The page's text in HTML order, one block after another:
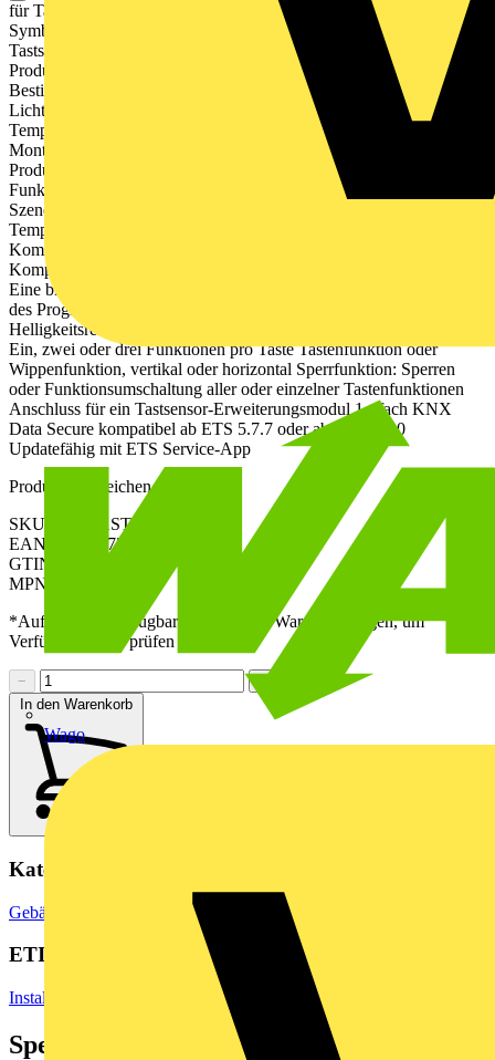
Wago
für Tastensatz 4fach, Art.-Nr.: A 404 TSA .. für Taste 4fach mit
Symbolen, Art.-Nr.: A 404 TSAP .. erweiterbar mit einem
Tastsensor-Erweiterungsmodul Art.-Nr.: 409.. TSEM ETS-
Produktfamilie: Taster Produkttyp: Taster 4fach
Bestimmungsgemäßer Gebrauch Bedienen von Verbrauchern, z.B.
Licht ein/aus, Dimmen, Jalousien auf/ab, Helligkeitswerte,
Temperaturen, Abrufen und Abspeichern von Lichtszenen etc.
Montage in Gerätedose mit Abmessungen nach DIN 49073
Produkteigenschaften KNX Medium: TP 256 Tastsensor-
Funktionen Schalten, Dimmen, Jalousiesteuerung, Wertgeber,
Szenenaufruf etc. Messung der Raumtemperatur
Temperaturmessung wahlweise mit geräteinternem Fühler und über
Kommunikationsobjekt verbundenem externen Fühler
Komplettierung mit Tastensatz Zwei rote Status-LEDs pro Taste
Eine blaue Betriebs-LED als Orientierungslicht sowie zur Anzeige
des Programmierzustands LED-Funktionen Alarmmeldung und
Helligkeitsreduzierung separat einstellbar Integrierter Busankoppler
Ein, zwei oder drei Funktionen pro Taste Tastenfunktion oder
Wippenfunktion, vertikal oder horizontal Sperrfunktion: Sperren
oder Funktionsumschaltung aller oder einzelner Tastenfunktionen
Anschluss für ein Tastsensor-Erweiterungsmodul 1-4fach KNX
Data Secure kompatibel ab ETS 5.7.7 oder ab ETS 6.3.0
Updatefähig mit ETS Service-App
Produktkennzeichen
SKU: A42941ST
EAN: 4011377339187
GTIN: 4011377339187
MPN: A 4294 1ST
*Auf Anfrage verfügbar - bitte in den Warenkorb legen, um
Verfügbarkeit zu prüfen
−
In den Warenkorb
Kategorien
Gebäudeleittechnik & Automation Lichtsteuerungssysteme
ETIM Group
Installationsbussysteme
Spezifikationen